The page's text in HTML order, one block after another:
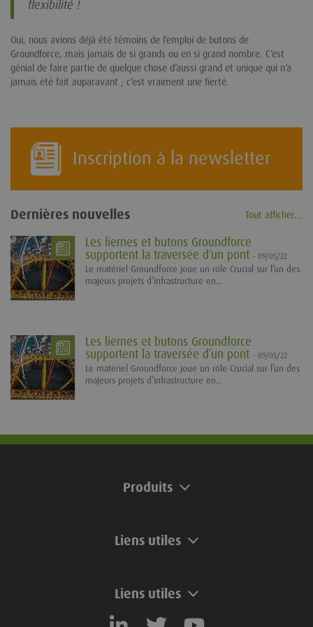
flexibilité !
Oui, nous avions déjà été témoins de l’emploi de butons de
Groundforce, mais jamais de si grands ou en si grand nombre. C’est
génial de faire partie de quelque chose d’aussi grand et unique qui n’a
jamais été fait auparavant ; c’est vraiment une fierté.
Inscription à la newsletter
Dernières nouvelles Tout afficher...
Les liernes et butons Groundforce
supportent la traversée d’un pont - 09/05/22
Le matériel Groundforce joue un rôle Crucial sur l’un des
majeurs projets d’infrastructure en...
Les liernes et butons Groundforce
supportent la traversée d’un pont - 09/05/22
Le matériel Groundforce joue un rôle Crucial sur l’un des
majeurs projets d’infrastructure en...
Produits
Liens utiles
Liens utiles